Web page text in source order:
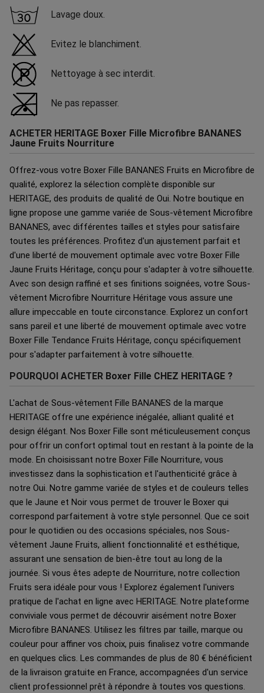
Lavage doux.
Evitez le blanchiment.
Nettoyage à sec interdit.
Ne pas repasser.
ACHETER HERITAGE Boxer Fille Microfibre BANANES
Jaune Fruits Nourriture
Offrez-vous votre Boxer Fille BANANES Fruits en Microfibre de
qualité, explorez la sélection complète disponible sur
HERITAGE, des produits de qualité de Oui. Notre boutique en
ligne propose une gamme variée de Sous-vêtement Microfibre
BANANES, avec différentes tailles et styles pour satisfaire
toutes les préférences. Profitez d'un ajustement parfait et
d'une liberté de mouvement optimale avec votre Boxer Fille
Jaune Fruits Héritage, conçu pour s'adapter à votre silhouette.
Avec son design raffiné et ses finitions soignées, votre Sous-
vêtement Microfibre Nourriture Héritage vous assure une
allure impeccable en toute circonstance. Explorez un confort
sans pareil et une liberté de mouvement optimale avec votre
Boxer Fille Tendance Fruits Héritage, conçu spécifiquement
pour s'adapter parfaitement à votre silhouette.
POURQUOI ACHETER Boxer Fille CHEZ HERITAGE ?
L'achat de Sous-vêtement Fille BANANES de la marque
HERITAGE offre une expérience inégalée, alliant qualité et
design élégant. Nos Boxer Fille sont méticuleusement conçus
pour offrir un confort optimal tout en restant à la pointe de la
mode. En choisissant notre Boxer Fille Nourriture, vous
investissez dans la sophistication et l'authenticité grâce à
notre Oui. Notre gamme variée de styles et de couleurs telles
que le Jaune et Noir vous permet de trouver le Boxer qui
correspond parfaitement à votre style personnel. Que ce soit
pour le quotidien ou des occasions spéciales, nos Sous-
vêtement Jaune Fruits, allient fonctionnalité et esthétique,
assurant une sensation de bien-être tout au long de la
journée. Si vous êtes adepte de Nourriture, notre collection
Fruits sera idéale pour vous ! Explorez également l'univers
pratique de l'achat en ligne avec HERITAGE. Notre plateforme
conviviale vous permet de découvrir aisément notre Boxer
Microfibre BANANES. Utilisez les filtres par taille, marque ou
couleur pour affiner vos choix, puis finalisez votre commande
en quelques clics. Les commandes de plus de 80 € bénéficient
de la livraison gratuite en France, accompagnées d'un service
client professionnel prêt à répondre à toutes vos questions.